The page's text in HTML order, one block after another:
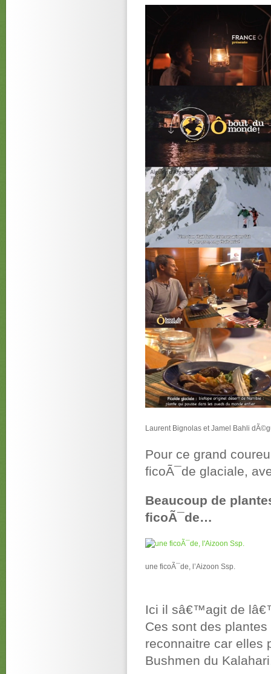
Laurent Bignolas et Jamel Bahli
Pour ce grand
ficoÃ¯de glaciale,
Beaucoup de
ficoÃ¯de…
une ficoÃ¯de, l’Aizoon Ssp.
Ici il sâ€™agit de
Ces sont des plantes
reconnaitre car elles
Bushmen du